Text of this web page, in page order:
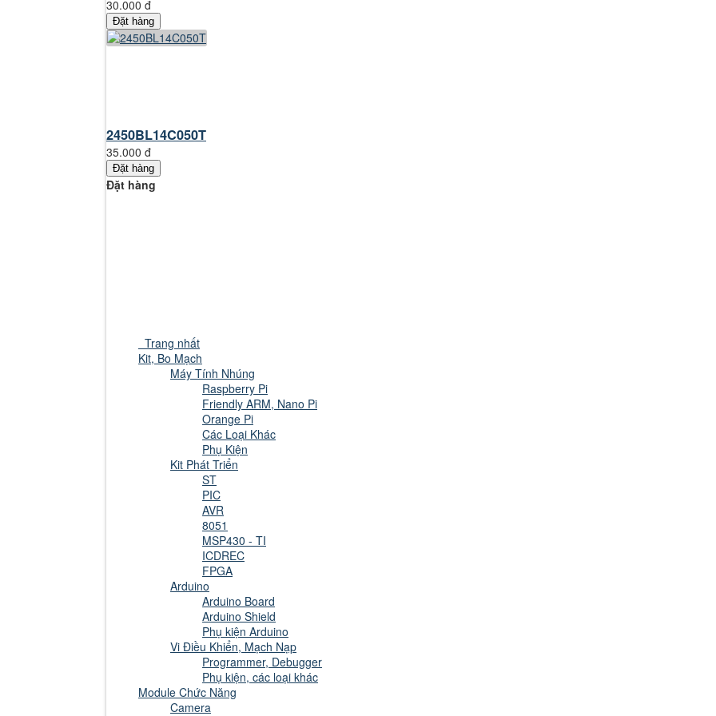
30.000 đ
Đặt hàng
2450BL14C050T
35.000 đ
Đặt hàng
Đặt hàng
Trang nhất
Kit, Bo Mạch
Máy Tính Nhúng
Raspberry Pi
Friendly ARM, Nano Pi
Orange Pi
Các Loại Khác
Phụ Kiện
Kit Phát Triển
ST
PIC
AVR
8051
MSP430 - TI
ICDREC
FPGA
Arduino
Arduino Board
Arduino Shield
Phụ kiện Arduino
Vi Điều Khiển, Mạch Nạp
Programmer, Debugger
Phụ kiện, các loại khác
Module Chức Năng
Camera